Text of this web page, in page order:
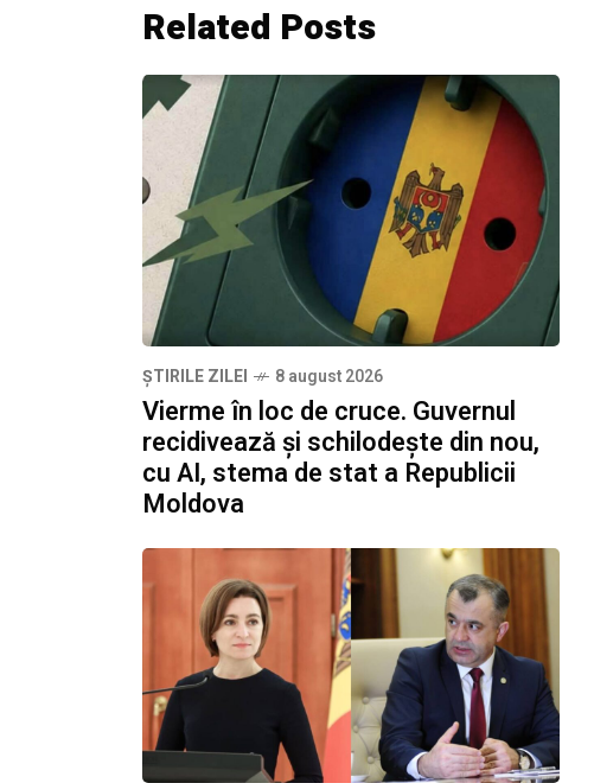
Related Posts
ȘTIRILE ZILEI 8 august 2026
Vierme în loc de cruce. Guvernul
recidivează și schilodește din nou,
cu AI, stema de stat a Republicii
Moldova